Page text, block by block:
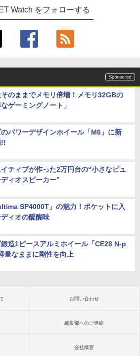
Watch をフォローする
のままでメモリ倍増！メモリ32GBの
なゲーミングノート」
のパワーデザインホイール「M6」に新
!!
ティブが作った2万円台の“小さなピュ
ィオスピーカー”
SP4000T」の魅力！ポケットに入
ィオの醍醐味
鍛造1ピースアルミホイール「CE28 N-p
量なままに剛性を向上
お問い合わせ
編集部へのご連絡
会社概要